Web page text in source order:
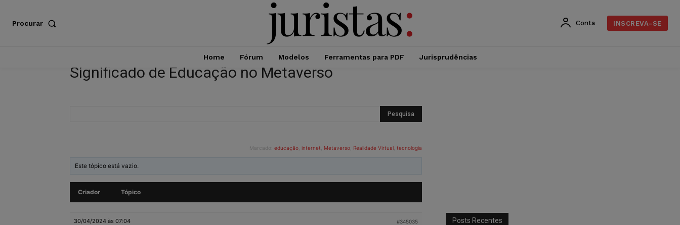
Procurar Conta INSCREVA-SE
Home Fórum Modelos Ferramentas para PDF Jurisprudências
Significado de Educação no Metaverso
Marcado: educação internet Metaverso Realidade Virtual tecnologia
Este tópico está vazio.
Criador Tópico
30/04/2024 às 07:04 #345035 Posts Recentes